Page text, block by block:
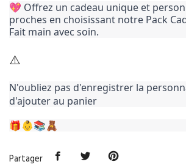
💖 Offrez un cadeau unique et
proches en choisissant notre Pack
Fait main avec soin.
⚠️
N'oubliez pas d'enregistrer la
d'ajouter au panier
🎁👶📚🧸
Partager